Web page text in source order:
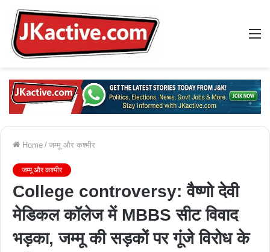
Home / जम्मू और कश्मीर
जम्मू और कश्मीर
College controversy: वैष्णो देवी
मेडिकल कॉलेज में MBBS सीट विवाद
भड़का, जम्मू की सड़कों पर गूंजे विरोध के